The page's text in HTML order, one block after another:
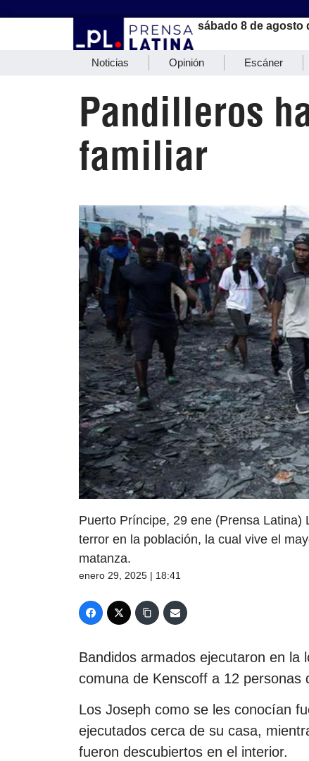
sábado 8 de agosto
Noticias Opinión Escáner
Pandilleros
familiar
Puerto Príncipe, 29 ene (Prensa
terror en la población, la cual vive el
matanza.
enero 29, 2025 | 18:41
Bandidos armados ejecutaron en la
comuna de Kenscoff a 12 personas
Los Joseph como se les conocían
ejecutados cerca de su casa,
fueron descubiertos en el interior.